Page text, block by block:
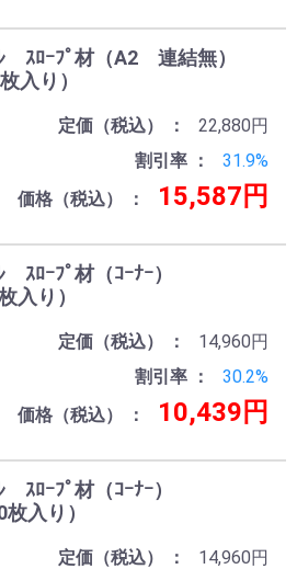
ｽﾛｰﾌﾟ材（A2 連結無）
入り）
定価（税込）
22,880円
割引率
31.9%
価格（税込）
15,587円
ﾛｰﾌﾟ材（ｺｰﾅｰ）
入り）
定価（税込）
14,960円
割引率
30.2%
価格（税込）
10,439円
ﾛｰﾌﾟ材（ｺｰﾅｰ）
入り）
定価（税込）
14,960円